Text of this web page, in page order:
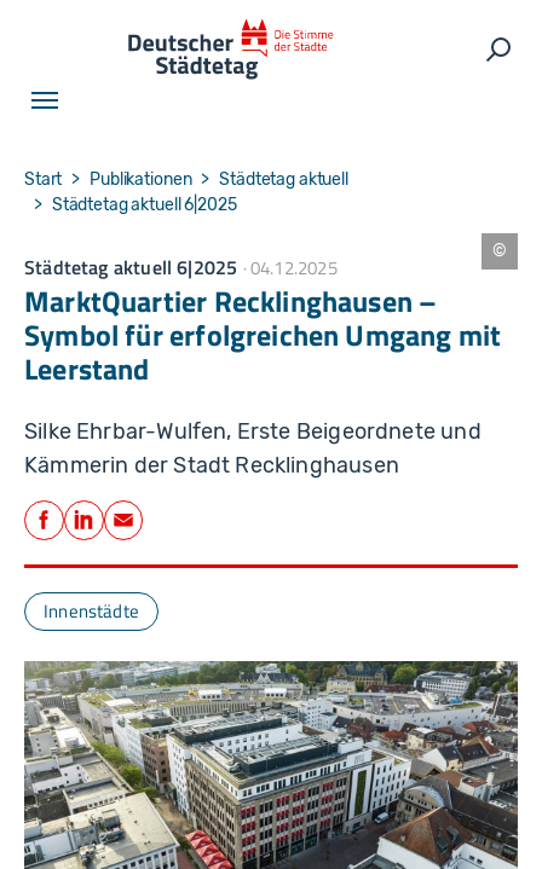
You are here:
Start Publikationen
Städtetag aktuell
Städtetag aktuell 6|2025
Städtetag aktuell 6|2025 04.12.2025
MarktQuartier Recklinghausen –
Symbol für erfolgreichen Umgang mit
Leerstand
Silke Ehrbar-Wulfen, Erste Beigeordnete und
Kämmerin der Stadt Recklinghausen
Teilen
Facebook
LinkedIn
E-Mail
Innenstädte
M
el
K